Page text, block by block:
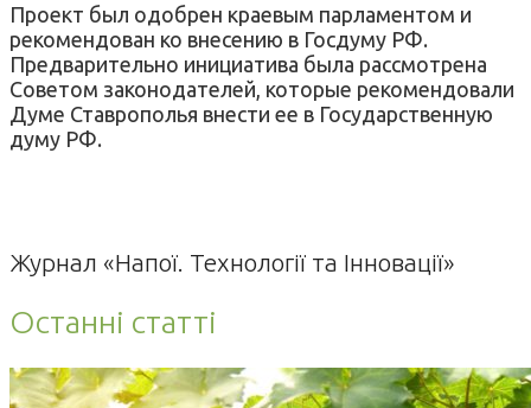
Проект был одобрен краевым парламентом и
рекомендован ко внесению в Госдуму РФ.
Предварительно инициатива была рассмотрена
Советом законодателей, которые рекомендовали
Думе Ставрополья внести ее в Государственную
думу РФ.
Журнал «Напої. Технології та Інновації»
Останні статті